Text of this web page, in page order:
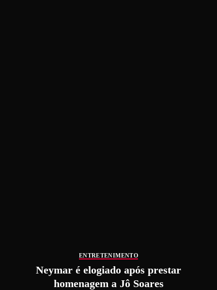
ENTRETENIMENTO
Neymar é elogiado após prestar
homenagem a Jô Soares